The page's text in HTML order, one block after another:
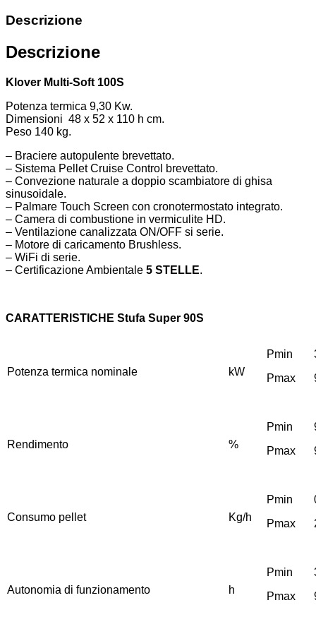
Descrizione
Descrizione
Klover Multi-Soft 100S
Potenza termica 9,30 Kw.
Dimensioni 48 x 52 x 110 h cm.
Peso 140 kg.
– Braciere autopulente brevettato.
– Sistema Pellet Cruise Control brevettato.
– Convezione naturale a doppio scambiatore di ghisa
sinusoidale.
– Palmare Touch Screen con cronotermostato integrato.
– Camera di combustione in vermiculite HD.
– Ventilazione canalizzata ON/OFF si serie.
– Motore di caricamento Brushless.
– WiFi di serie.
– Certificazione Ambientale 5 STELLE.
CARATTERISTICHE Stufa Super 90S
Potenza termica nominale kW
Pmin
Pmax
Rendimento %
Pmin
Pmax
Consumo pellet Kg/h
Pmin
Pmax
Autonomia di funzionamento h
Pmin
Pmax